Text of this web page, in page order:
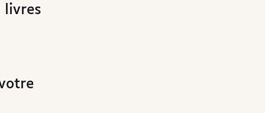
livres